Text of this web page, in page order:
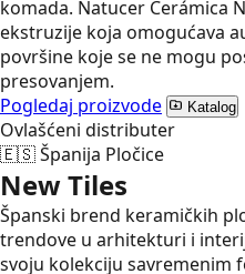
komada. Natucer Cerámica
ekstruzije koja omogućava
površine koje se ne mogu
presovanjem.
Pogledaj proizvode
Katalog
Ovlašćeni distributer
🇪🇸Španija Pločice
New Tiles
Španski brend keramičkih
trendove u arhitekturi i
svoju kolekciju savremenim